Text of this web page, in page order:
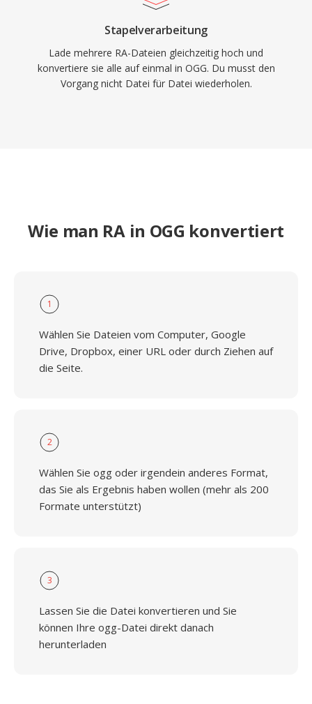
Stapelverarbeitung
Lade mehrere RA-Dateien gleichzeitig hoch und
konvertiere sie alle auf einmal in OGG. Du musst den
Vorgang nicht Datei für Datei wiederholen.
Wie man RA in OGG konvertiert
1
Wählen Sie Dateien vom Computer, Google
Drive, Dropbox, einer URL oder durch Ziehen auf
die Seite.
2
Wählen Sie ogg oder irgendein anderes Format,
das Sie als Ergebnis haben wollen (mehr als 200
Formate unterstützt)
3
Lassen Sie die Datei konvertieren und Sie
können Ihre ogg-Datei direkt danach
herunterladen